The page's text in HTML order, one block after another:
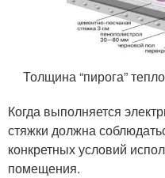
Толщина “пирога”
Когда выполняется
стяжки должна
конкретных условий
помещения.